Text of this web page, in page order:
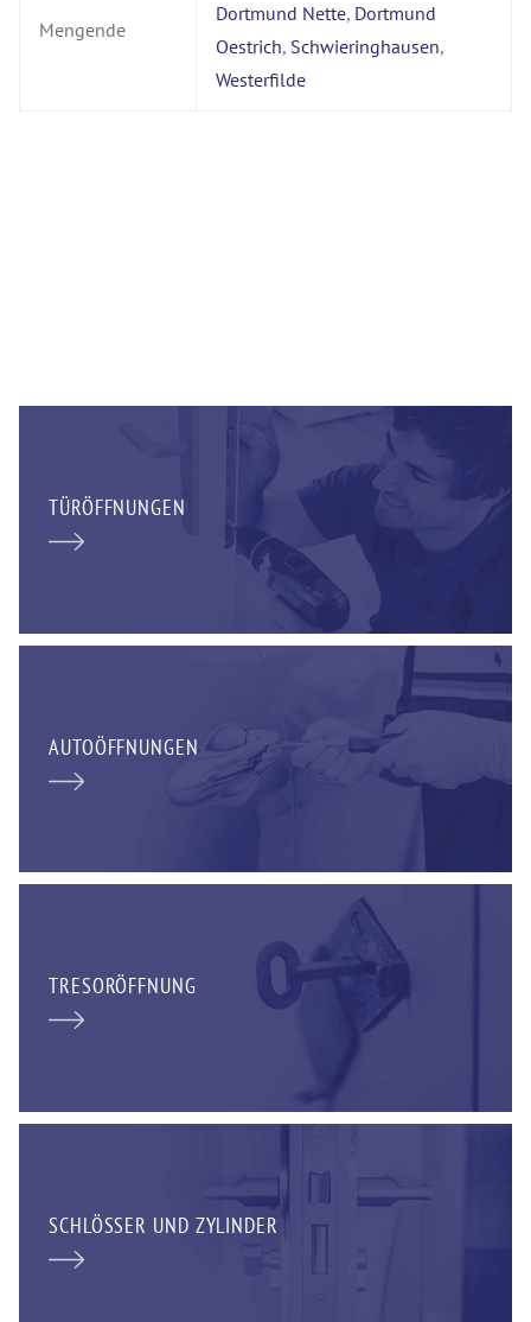
Mengende
Dortmund Nette, Dortmund
Oestrich, Schwieringhausen,
Westerfilde
TÜRÖFFNUNGEN
AUTOÖFFNUNGEN
TRESORÖFFNUNG
SCHLÖSSER UND ZYLINDER